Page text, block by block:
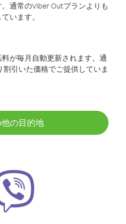
通常のViber Outプランよりも
います。
が毎月自動更新されます。通
引いた価格でご提供していま
の目的地